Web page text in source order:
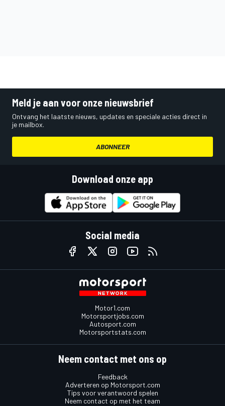
Meld je aan voor onze nieuwsbrief
Ontvang het laatste nieuws, updates en speciale acties direct in
je mailbox.
ABONNEER
Download onze app
Social media
Motor1.com
Motorsportjobs.com
Autosport.com
Motorsportstats.com
Neem contact met ons op
Feedback
Adverteren op Motorsport.com
Tips voor verantwoord spelen
Neem contact op met het team